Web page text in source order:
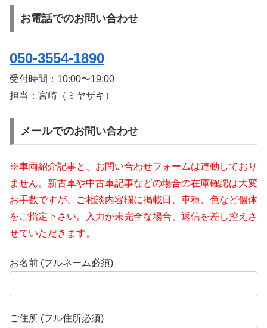
お電話でのお問い合わせ
050-3554-1890
受付時間： 10:00〜19:00
担当：宮崎（ミヤザキ）
メールでのお問い合わせ
※車両紹介記事と、お問い合わせフォームは連動しており
ません。新古車や中古車記事などの場合の在庫確認は大変
お手数ですが、ご相談内容欄に掲載日、車種、色など個体
をご指定下さい。入力が未完全な場合、返信を差し控えさ
せていただきます。
お名前 (フルネーム必須)
ご住所 (フル住所必須)